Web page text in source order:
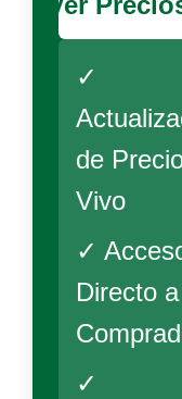
✓
de
Vivo
✓
Directo a
✓